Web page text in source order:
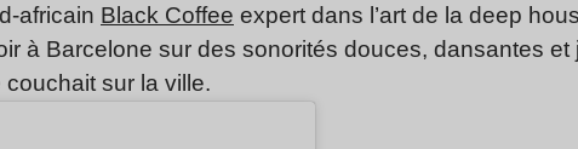
africain Black Coffee expert dans l’art de la deep
à Barcelone sur des sonorités douces, dansantes et
couchait sur la ville.